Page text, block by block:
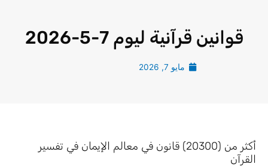
قوانين قرآنية ليوم 7-5-2026
مايو 7, 2026
أكثر من (20300) قانون في معالم الإيمان في تفسير
القرآن